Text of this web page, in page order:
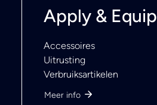
Apply & Equip
Accessoires
Uitrusting
Verbruiksartikelen
Meer info